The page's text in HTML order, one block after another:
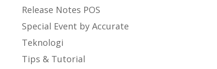
Release Notes POS
Special Event by Accurate
Teknologi
Tips & Tutorial